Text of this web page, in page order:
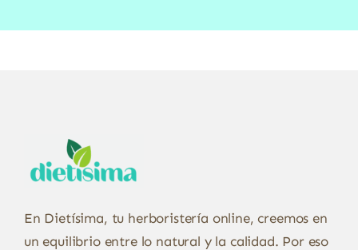
En Dietísima, tu herboristería online, creemos en
un equilibrio entre lo natural y la calidad. Por eso